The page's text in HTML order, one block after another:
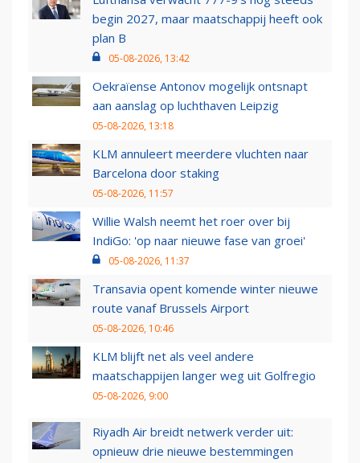
begin 2027, maar maatschappij heeft ook
plan B
05-08-2026, 13:42
Oekraïense Antonov mogelijk ontsnapt
aan aanslag op luchthaven Leipzig
05-08-2026, 13:18
KLM annuleert meerdere vluchten naar
Barcelona door staking
05-08-2026, 11:57
Willie Walsh neemt het roer over bij
IndiGo: 'op naar nieuwe fase van groei'
05-08-2026, 11:37
Transavia opent komende winter nieuwe
route vanaf Brussels Airport
05-08-2026, 10:46
KLM blijft net als veel andere
maatschappijen langer weg uit Golfregio
05-08-2026, 9:00
Riyadh Air breidt netwerk verder uit:
opnieuw drie nieuwe bestemmingen